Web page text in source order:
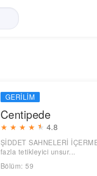
GERILIM
Centipede
★ ★ ★ ★ ★ 4.8
ŞİDDET SAHNELERİ
fazla tetikleyici unsur...
Bölüm: 59